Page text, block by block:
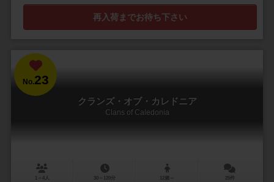
再入荷までお待ち下さい
No.23
クランズ・オブ・カレドニア
Clans of Caledonia
1～4人 30～120分 12歳～ 25件